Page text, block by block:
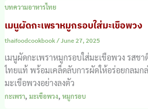
บทความอาหารไทย
เมนูผัดกะเพราหมูกรอบใส่มะเขือพวง
thaifoodcookbook/June 27, 2025
เมนูผัดกะเพราหมูกรอบใส่มะเขือพวง รสชา
ไทยแท้ พร้อมเคล็ดลับการผัดให้อร่อยกลมก
มะเขือพวงอย่างลงตัว
กะเพรา, มะเขือพวง, หมูกรอบ